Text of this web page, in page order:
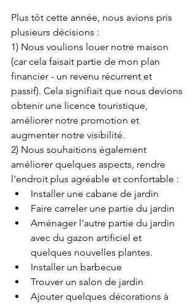
Plus tôt cette année, nous avions pris
plusieurs décisions :
1) Nous voulions louer notre maison
(car cela faisait partie de mon plan
financier - un revenu récurrent et
passif). Cela signifiait que nous devions
obtenir une licence touristique,
améliorer notre promotion et
augmenter notre visibilité.
2) Nous souhaitions également
améliorer quelques aspects, rendre
l'endroit plus agréable et confortable :
Installer une cabane de jardin
Faire carreler une partie du jardin
Aménager l'autre partie du jardin
avec du gazon artificiel et
quelques nouvelles plantes.
Installer un barbecue
Trouver un salon de jardin
Ajouter quelques décorations à